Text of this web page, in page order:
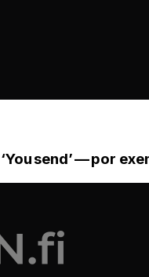
send’ — por